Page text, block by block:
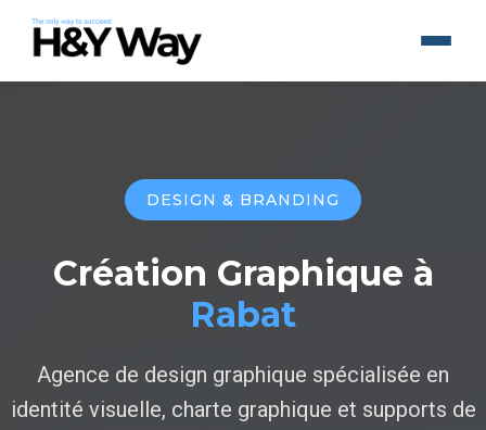
DESIGN & BRANDING
Création Graphique à
Rabat
Agence de design graphique spécialisée en
identité visuelle, charte graphique et supports de